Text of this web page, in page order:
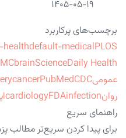
۱۴۰۵-۰۵-۱۹
برچسب‌های پرکاربرد
default-medicalPLOS
brainScienceDaily Health
عمومی
cancerPubMedCDC
روان
cardiologyFDAinfection
راهنمای سریع
برای پیدا کردن سریع‌تر